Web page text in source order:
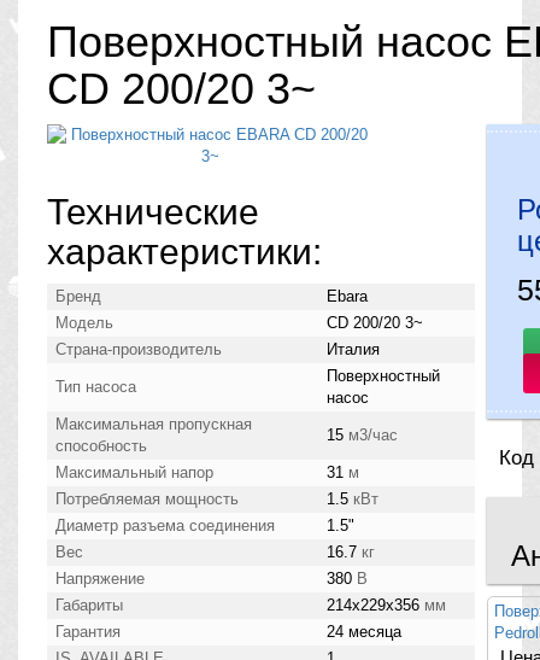
Поверхностный насос
CD 200/20 3~
Технические
характеристики:
Бренд
Ebara
Модель
CD 200/20 3~
Страна-производитель
Италия
Тип насоса
Поверхностный
насос
Максимальная пропускная
способность
15 м3/час
Максимальный напор 31 м
Потребляемая мощность
1.5 кВт
Диаметр разъема соединения
1.5"
Вес
16.7 кг
Напряжение
380 В
Габариты
214x229x356 мм
Гарантия
24 месяца
Код